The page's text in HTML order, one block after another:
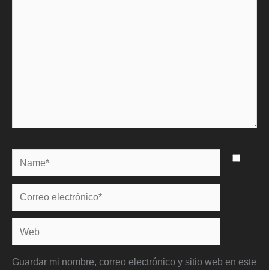
Name*
Correo
electrónico*
Web
Guardar mi nombre, correo electrónico y sitio web en este